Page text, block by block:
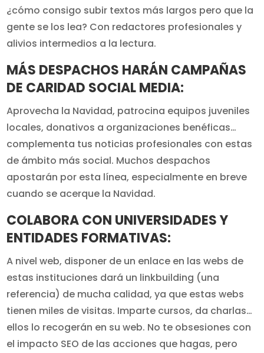
¿cómo consigo subir textos más largos pero que la
gente se los lea? Con redactores profesionales y
alivios intermedios a la lectura.
MÁS DESPACHOS HARÁN CAMPAÑAS
DE CARIDAD SOCIAL MEDIA:
Aprovecha la Navidad, patrocina equipos juveniles
locales, donativos a organizaciones benéficas…
complementa tus noticias profesionales con estas
de ámbito más social. Muchos despachos
apostarán por esta línea, especialmente en breve
cuando se acerque la Navidad.
COLABORA CON UNIVERSIDADES Y
ENTIDADES FORMATIVAS:
A nivel web, disponer de un enlace en las webs de
estas instituciones dará un linkbuilding (una
referencia) de mucha calidad, ya que estas webs
tienen miles de visitas. Imparte cursos, da charlas…
ellos lo recogerán en su web. No te obsesiones con
el impacto SEO de las acciones que hagas, pero